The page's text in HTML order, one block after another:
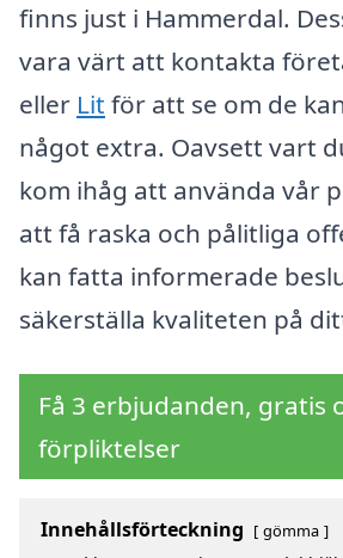
finns just i Hammerdal.
vara värt att kontakta
eller Lit för att se om de
något extra. Oavsett vart
kom ihåg att använda vår
att få raska och pålitliga
kan fatta informerade
säkerställa kvaliteten på
Få 3 erbjudanden, gratis
förpliktelser
Innehållsförteckning gömma